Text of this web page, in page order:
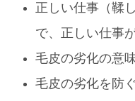
正しい仕事（鞣
で、正しい仕事
毛皮の劣化の意
毛皮の劣化を